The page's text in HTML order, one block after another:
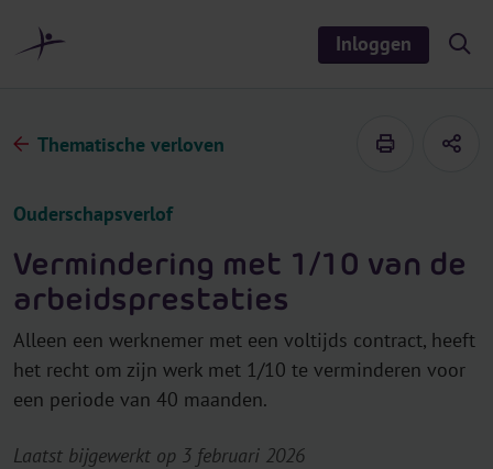
Inloggen
S
i
c
Thematische verloven
Ouderschapsverlof
Vermindering met 1/10 van de
arbeidsprestaties
Alleen een werknemer met een voltijds contract, heeft
het recht om zijn werk met 1/10 te verminderen voor
een periode van 40 maanden.
Laatst bijgewerkt op 3 februari 2026